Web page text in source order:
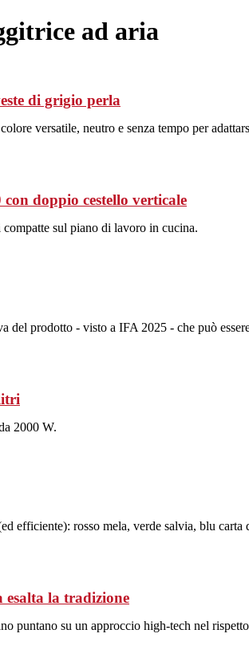
ad aria
di grigio perla
versatile, neutro e senza tempo per
doppio cestello verticale
sul piano di lavoro in cucina.
del prodotto - visto a IFA 2025 - che può
2000 W.
efficiente): rosso mela, verde salvia, blu carta
la tradizione
puntano su un approccio high-tech nel